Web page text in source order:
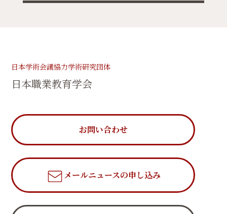
日本学術会議協力学術研究団体
日本職業教育学会
お問い合わせ
メールニュースの申し込み